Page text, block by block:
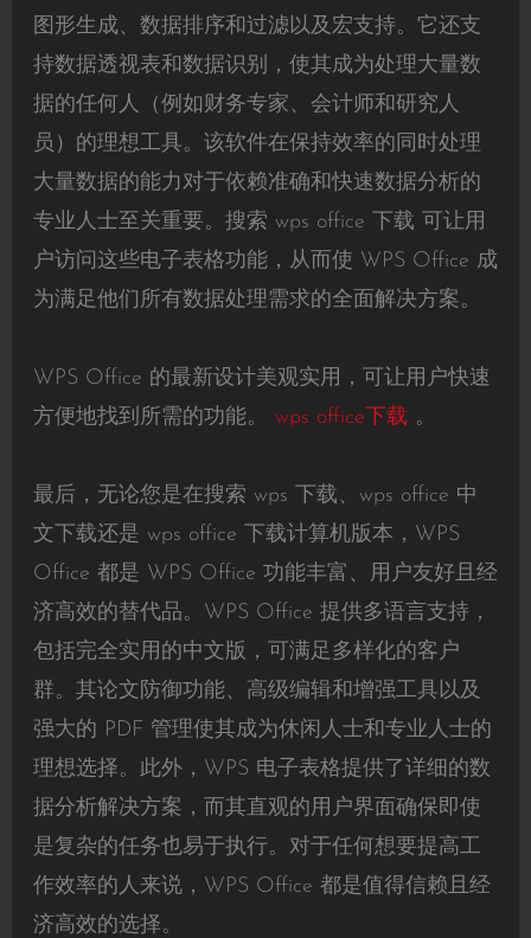
图形生成、数据排序和过滤以及宏支持。它还支
持数据透视表和数据识别，使其成为处理大量数
据的任何人（例如财务专家、会计师和研究人
员）的理想工具。该软件在保持效率的同时处理
大量数据的能力对于依赖准确和快速数据分析的
专业人士至关重要。搜索 wps office 下载 可让用
户访问这些电子表格功能，从而使 WPS Office 成
为满足他们所有数据处理需求的全面解决方案。
WPS Office 的最新设计美观实用，可让用户快速
方便地找到所需的功能。 wps office下载 。
最后，无论您是在搜索 wps 下载、wps office 中
文下载还是 wps office 下载计算机版本，WPS
Office 都是 WPS Office 功能丰富、用户友好且经
济高效的替代品。WPS Office 提供多语言支持，
包括完全实用的中文版，可满足多样化的客户
群。其论文防御功能、高级编辑和增强工具以及
强大的 PDF 管理使其成为休闲人士和专业人士的
理想选择。此外，WPS 电子表格提供了详细的数
据分析解决方案，而其直观的用户界面确保即使
是复杂的任务也易于执行。对于任何想要提高工
作效率的人来说，WPS Office 都是值得信赖且经
济高效的选择。